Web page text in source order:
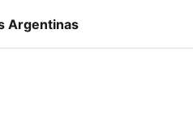
Argentinas